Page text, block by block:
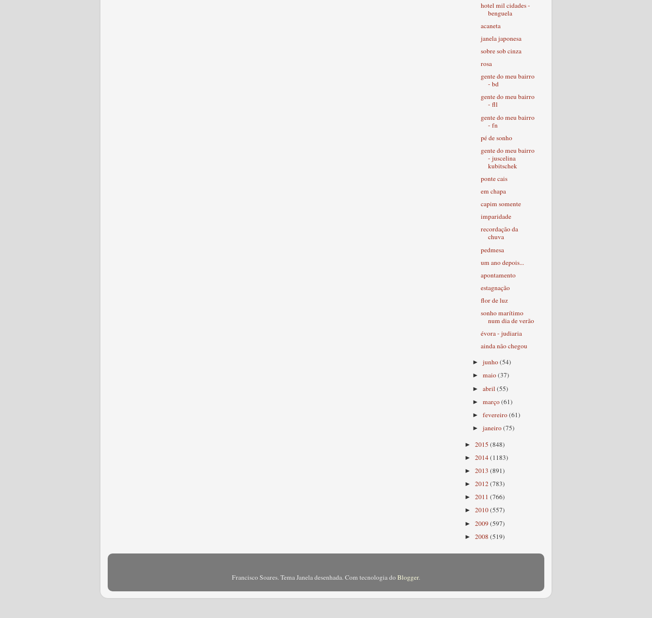
hotel mil cidades -
benguela
acaneta
janela japonesa
sobre sob cinza
rosa
gente do meu bairro
- bd
gente do meu bairro
- fll
gente do meu bairro
- fn
pé de sonho
gente do meu bairro
- juscelina
kubitschek
ponte cais
em chapa
capim somente
imparidade
recordação da
chuva
pedmesa
um ano depois...
apontamento
estagnação
flor de luz
sonho marítimo
num dia de verão
évora - judiaria
ainda não chegou
►junho(54)
►maio(37)
►abril(55)
►março(61)
►fevereiro(61)
►janeiro(75)
► 2015 (848)
► 2014(1183)
► 2013 (891)
► 2012(783)
► 2011 (766)
► 2010(557)
► 2009(597)
► 2008 (519)
Francisco Soares. Tema Janela desenhada. Com tecnologia doBlogger.